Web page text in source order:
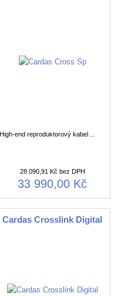
High-end reproduktorový kabel ...
28 090,91 Kč bez DPH
33 990,00 Kč
Cardas Crosslink Digital